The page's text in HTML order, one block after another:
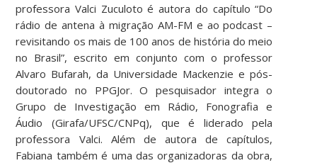
professora Valci Zuculoto é autora do capítulo “Do
rádio de antena à migração AM-FM e ao podcast –
revisitando os mais de 100 anos de história do meio
no Brasil”, escrito em conjunto com o professor
Alvaro Bufarah, da Universidade Mackenzie e pós-
doutorado no PPGJor. O pesquisador integra o
Grupo de Investigação em Rádio, Fonografia e
Áudio (Girafa/UFSC/CNPq), que é liderado pela
professora Valci. Além de autora de capítulos,
Fabiana também é uma das organizadoras da obra,